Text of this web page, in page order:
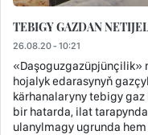
TEBIGY GAZDAN
26.08.20 - 10:21
hojalyk edarasynyň
kärhanalaryny tebigy
bir hatarda, ilat
ulanylmagy ugrunda